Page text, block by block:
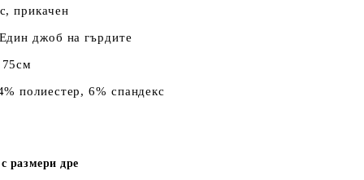
прикачен
джоб на гърдите
75см
полиестер, 6% спандекс
размери дре